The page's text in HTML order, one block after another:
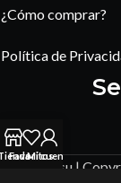
¿Cómo comprar?
Política de
Amaterasu |
Favoritos
Mi cuenta